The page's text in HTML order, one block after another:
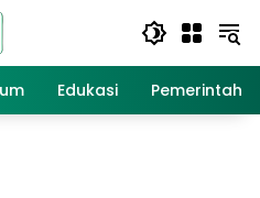
Edukasi